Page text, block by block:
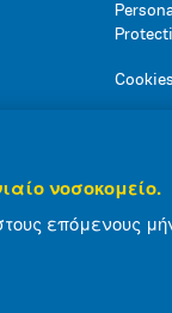
Health
νοσοκομείο.
επόμενους